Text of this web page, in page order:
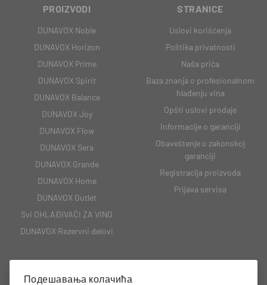
PROIZVODI
DUNAVOX Noble
DUNAVOX Horizon
DUNAVOX Prime
DUNAVOX Spirit
DUNAVOX Balance
DUNAVOX Joy
DUNAVOX Flow
DUNAVOX Sera
DUNAVOX Grande
DUNAVOX Home
DUNAVOX Outlet
Svi OHLAĐIVAČI ZA VINO
DUNAVOX Rezervni delovi
STRANICE
Uslovi korišćenja
Politika privatnosti
Naša priča
Baza znanja o profesionalnom
hlađenju vina
Opšti uslovi prodaje
Informacije o garanciji
Obaveštenje o zakonskoj
garanciji
Registracija proizvoda
Prijava servisa
Подешавања колачића